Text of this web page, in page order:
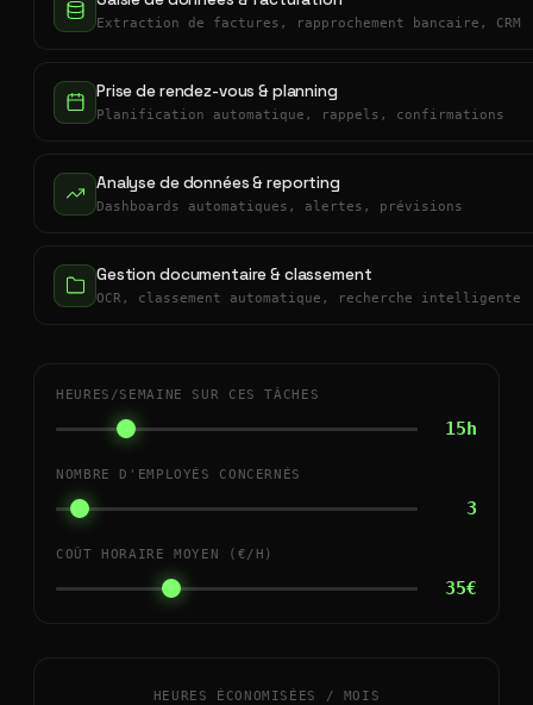
Extraction de factures, rapprochement bancaire, CRM
Prise de rendez-vous & planning
Planification automatique, rappels, confirmations
Analyse de données & reporting
Dashboards automatiques, alertes, prévisions
Gestion documentaire & classement
OCR, classement automatique, recherche intelligente
HEURES/SEMAINE SUR CES TÂCHES
15h
NOMBRE D'EMPLOYÉS CONCERNÉS
3
COÛT HORAIRE MOYEN (€/H)
35€
HEURES ÉCONOMISÉES / MOIS